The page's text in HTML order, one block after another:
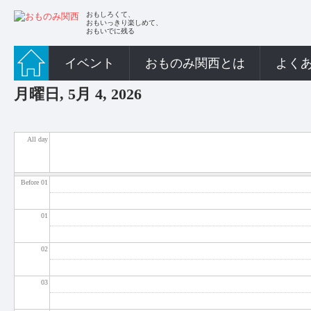
おもしろくて、
おもいっきり楽しめて、
おもいでに残る
イベント おものみ関西とは よく
月曜日, 5月 4, 2026
All day
Before 01
01
02
03